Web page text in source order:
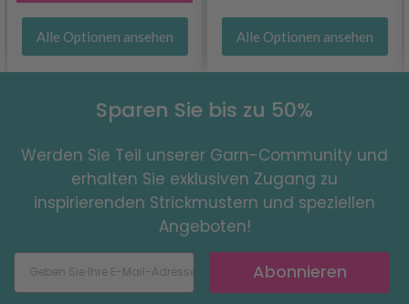
Alle Optionen ansehen Alle Optionen ansehen
Sparen Sie bis zu 50%
Werden Sie Teil unserer Garn-Community und
erhalten Sie exklusiven Zugang zu
inspirierenden Strickmustern und speziellen
Angeboten!
Abonnieren